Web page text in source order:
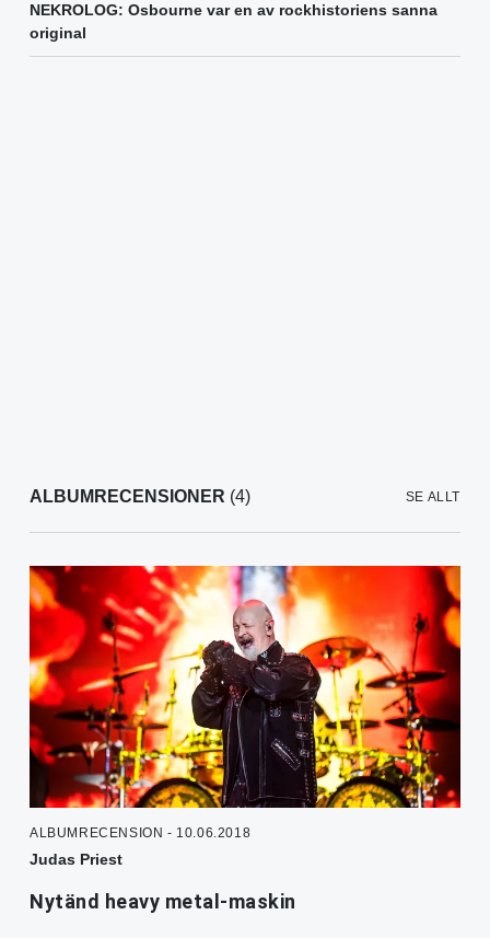
NEKROLOG: Osbourne var en av rockhistoriens sanna
original
ALBUMRECENSIONER (4) SE ALLT
ALBUMRECENSION - 10.06.2018
Judas Priest
Nytänd heavy metal-maskin